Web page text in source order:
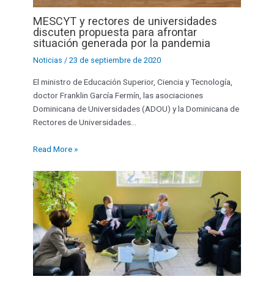
MESCYT y rectores de universidades
discuten propuesta para afrontar
situación generada por la pandemia
Noticias /23 de septiembre de 2020
El ministro de Educación Superior, Ciencia y Tecnología,
doctor Franklin García Fermín, las asociaciones
Dominicana de Universidades (ADOU) y la Dominicana de
Rectores de Universidades…
Read More »